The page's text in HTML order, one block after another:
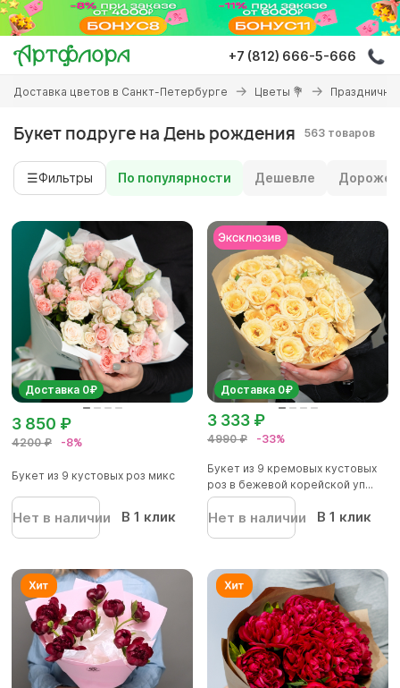
Перейти
основному
содержанию
+7 (812) 666-5-666
Вы
здесь
Доставка цветов в Санкт-Петербурге Цветы 💐
Букет подруге на День рождения 563 товаров
☰Фильтры По популярности Дешевле Дороже
Доставка 0₽
4200 ₽ -8%
3 850 ₽
Букет из 9 кустовых роз микс
Нет в наличии В 1 клик
Доставка 0₽
4990 ₽ -33%
3 333 ₽
Букет из 9 кремовых кустовых
роз в бежевой корейской уп...
Нет в наличии В 1 клик